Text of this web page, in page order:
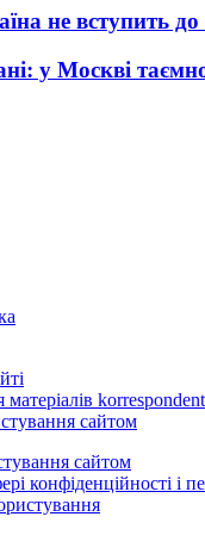
не вступить
у Москві
сайтом
сайтом
конфіденційності і